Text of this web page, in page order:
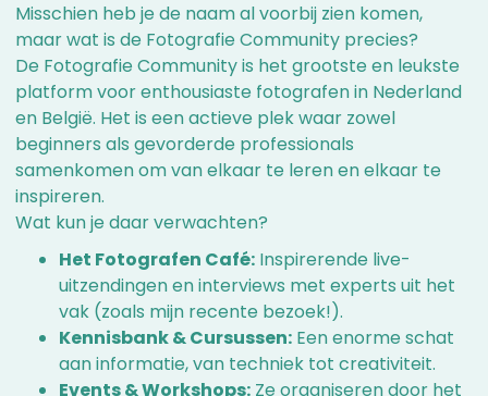
Misschien heb je de naam al voorbij zien komen,
maar wat is de Fotografie Community precies?
De Fotografie Community is het grootste en leukste
platform voor enthousiaste fotografen in Nederland
en België. Het is een actieve plek waar zowel
beginners als gevorderde professionals
samenkomen om van elkaar te leren en elkaar te
inspireren.
Wat kun je daar verwachten?
Het Fotografen Café: Inspirerende live-
uitzendingen en interviews met experts uit het
vak (zoals mijn recente bezoek!).
Kennisbank & Cursussen: Een enorme schat
aan informatie, van techniek tot creativiteit.
Events & Workshops: Ze organiseren door het